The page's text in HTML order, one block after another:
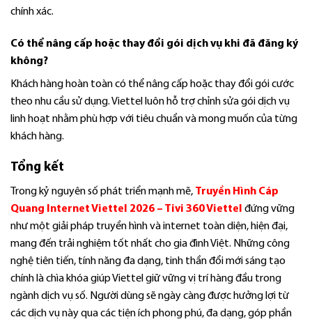
chính xác.
Có thể nâng cấp hoặc thay đổi gói dịch vụ khi đã đăng ký
không?
Khách hàng hoàn toàn có thể nâng cấp hoặc thay đổi gói cước
theo nhu cầu sử dụng. Viettel luôn hỗ trợ chỉnh sửa gói dịch vụ
linh hoạt nhằm phù hợp với tiêu chuẩn và mong muốn của từng
khách hàng.
Tổng kết
Trong kỷ nguyên số phát triển mạnh mẽ, Truyền Hình Cáp
Quang Internet Viettel 2026 – Tivi 360 Viettel đứng vững
như một giải pháp truyền hình và internet toàn diện, hiện đại,
mang đến trải nghiệm tốt nhất cho gia đình Việt. Những công
nghệ tiên tiến, tính năng đa dạng, tinh thần đổi mới sáng tạo
chính là chìa khóa giúp Viettel giữ vững vị trí hàng đầu trong
ngành dịch vụ số. Người dùng sẽ ngày càng được hưởng lợi từ
các dịch vụ này qua các tiện ích phong phú, đa dạng, góp phần